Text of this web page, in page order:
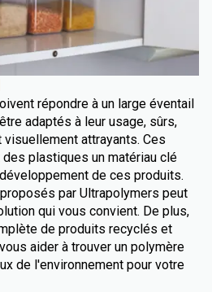
répondre à un large éventail
adaptés à leur usage, sûrs,
attrayants. Ces
plastiques un matériau clé
de ces produits.
par Ultrapolymers peut
qui vous convient. De plus,
de produits recyclés et
aider à trouver un polymère
de l'environnement pour votre